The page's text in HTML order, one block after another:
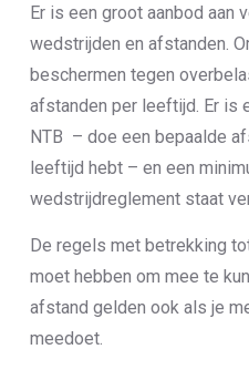
Er is een groot aanbod aan
wedstrijden en afstanden.
beschermen tegen
afstanden per leeftijd. Er is
NTB – doe een bepaalde
leeftijd hebt – en een
wedstrijdreglement staat
De regels met betrekking
moet hebben om mee te
afstand gelden ook als je
meedoet.